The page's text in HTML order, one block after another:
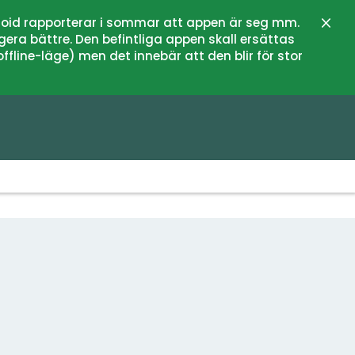
rapporterar i sommar att appen är seg mm.
bättre. Den befintliga appen skall ersättas
läge) men det innebär att den blir för stor